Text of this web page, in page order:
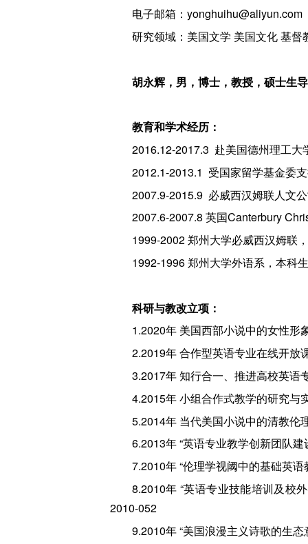
电子邮箱：yonghuihu@aliyun.com
研究领域：美国文学 美国文化 基督
胡永辉，男，博士，教授，硕士生
教育和学术经历：
2016.12-2017.3 赴美国德州理工大
2012.1-2013.1 受国家留学基金委
2007.9-2015.9 必威西汉姆联人文
2007.6-2007.8 英国Canterbury
1999-2002 郑州大学必威西汉姆联
1992-1996 郑州大学外语系，本科生
科研与教改立项：
1.2020年 美国西部小说中的女性形
2.2019年 合作型英语专业在线开放
3.2017年 知行合一、推进高校英语
4.2015年 小组合作式教学的研究与
5.2014年 当代美国小说中的清教伦
6.2013年 “英语专业教学创新团队
7.2010年 “伦理学视阈中的基础英
8.2010年 “英语专业技能培训及校
2010-052
9.2010年 “美国浪漫主义诗歌的生